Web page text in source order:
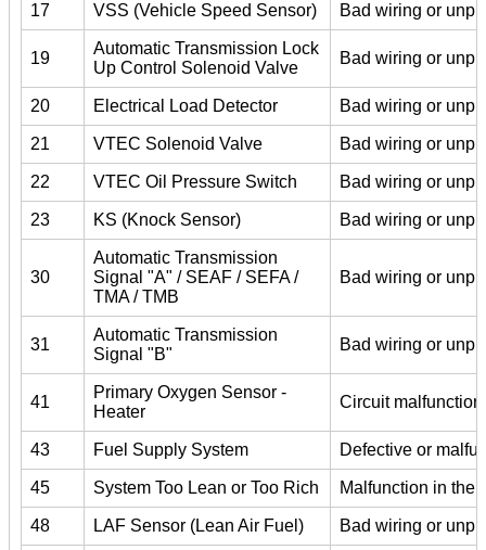
17 VSS (Vehicle Speed Sensor) Bad wiring or
19
Automatic Transmission Lock
Up Control Solenoid Valve
Bad wiring or
20 Electrical Load Detector Bad wiring or
21 VTEC Solenoid Valve Bad wiring or
22 VTEC Oil Pressure Switch Bad wiring or
23 KS (Knock Sensor) Bad wiring or
30
Automatic Transmission
Signal "A" / SEAF / SEFA /
TMA / TMB
Bad wiring or
31
Automatic Transmission
Signal "B"
Bad wiring or
41
Primary Oxygen Sensor -
Heater
Circuit malfunction
43 Fuel Supply System Defective or
45 System Too Lean or Too Rich Malfunction in the
48 LAF Sensor (Lean Air Fuel) Bad wiring or